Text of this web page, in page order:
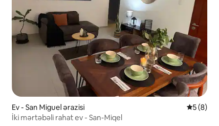
Ev - San Miguel ərazisi
5 (8)
İki mərtəbəli rahat ev - San-Miqel